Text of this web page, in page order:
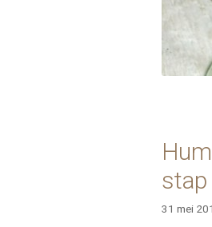
stap
31 mei